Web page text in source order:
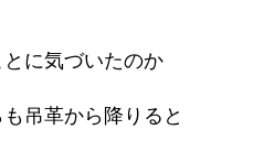
に気づいたのか
吊革から降りると